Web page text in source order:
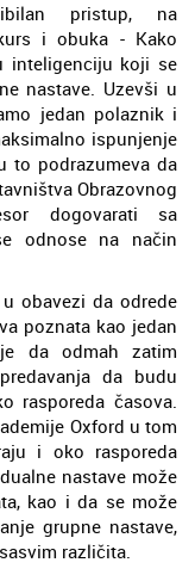
pristup, na
i obuka - Kako
inteligenciju koji se
nastave. Uzevši u
jedan polaznik i
ispunjenje
to podrazumeva da
Obrazovnog
dogovarati sa
odnose na način
obavezi da odrede
poznata kao jedan
da odmah zatim
da budu
rasporeda časova.
Oxford u tom
i oko rasporeda
nastave može
kao i da se može
grupne nastave,
različita.